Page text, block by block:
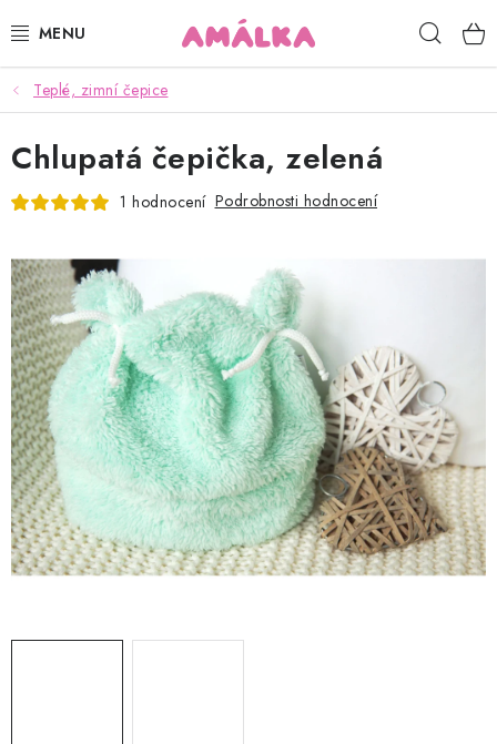
na
KOJENECKÉ, DĚTSKÉ OBLEČENÍ
ČEPICE, RUKAVICE, NÁKRČNÍKY
OSUŠKY, BRYNDÁKY, DEKY, DOPLŇKY
SOFTSHELL
POUKAZY
KONTAKTY
HODNOCENÍ OBCHODU
Kontakty Proč AMÁLKA?
Doprava a platba
Tabulka velikostí
Postup pro vrácení a výměnu
Velkoobchod
Obchodní podmínky
Teplé, zimní čepice
Chlupatá čepička, zelená
1 hodnocení Podrobnosti hodnocení